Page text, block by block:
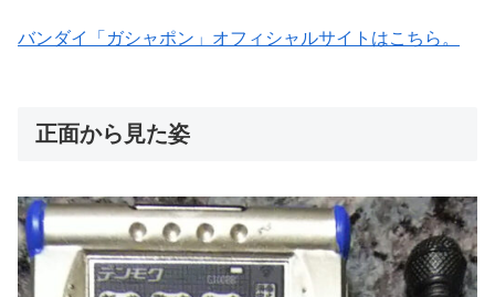
バンダイ「ガシャポン」オフィシャルサイトはこちら。
正面から見た姿